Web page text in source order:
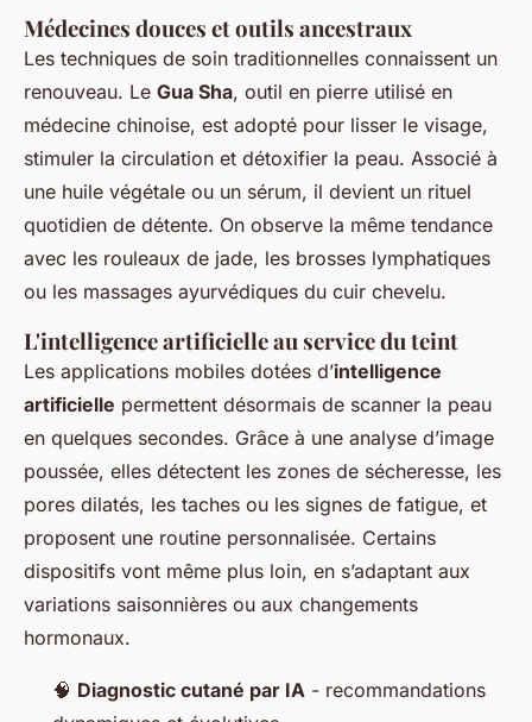
Médecines douces et outils ancestraux
Les techniques de soin traditionnelles connaissent un
renouveau. Le Gua Sha, outil en pierre utilisé en
médecine chinoise, est adopté pour lisser le visage,
stimuler la circulation et détoxifier la peau. Associé à
une huile végétale ou un sérum, il devient un rituel
quotidien de détente. On observe la même tendance
avec les rouleaux de jade, les brosses lymphatiques
ou les massages ayurvédiques du cuir chevelu.
L'intelligence artificielle au service du teint
Les applications mobiles dotées d’intelligence
artificielle permettent désormais de scanner la peau
en quelques secondes. Grâce à une analyse d’image
poussée, elles détectent les zones de sécheresse, les
pores dilatés, les taches ou les signes de fatigue, et
proposent une routine personnalisée. Certains
dispositifs vont même plus loin, en s’adaptant aux
variations saisonnières ou aux changements
hormonaux.
🧠 Diagnostic cutané par IA - recommandations